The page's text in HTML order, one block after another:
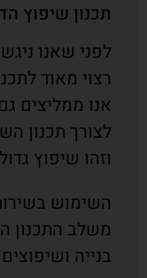
תכנון שיפוץ
לפני שאנו
רצוי מאוד
אנו ממליצים
לצורך תכנון
וזהו שיפוץ
השימוש
משלב התכנון
בנייה